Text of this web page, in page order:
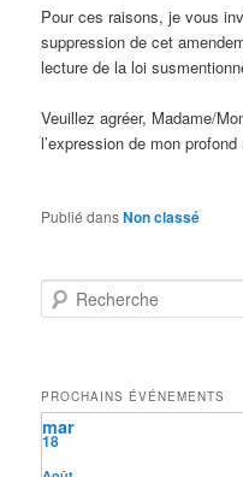
Pour ces raisons, je vous
suppression de cet
lecture de la loi
Veuillez agréer, Madame/
l’expression de mon
Publié dansNon classé
e
r
c
h
PROCHAINS ÉVÉNEMENTS
18
mar